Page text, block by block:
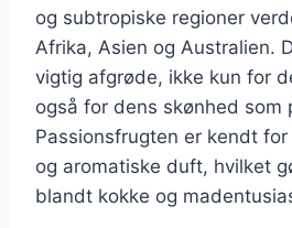
og subtropiske regioner
Afrika, Asien og Australien.
vigtig afgrøde, ikke kun for
også for dens skønhed som
Passionsfrugten er kendt
og aromatiske duft, hvilket
blandt kokke og